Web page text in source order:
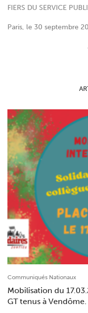
FIERS DU SERVICE
Paris, le 30 septembre
Communiqués Nationaux
Mobilisation du
GT tenus à Vendôme.